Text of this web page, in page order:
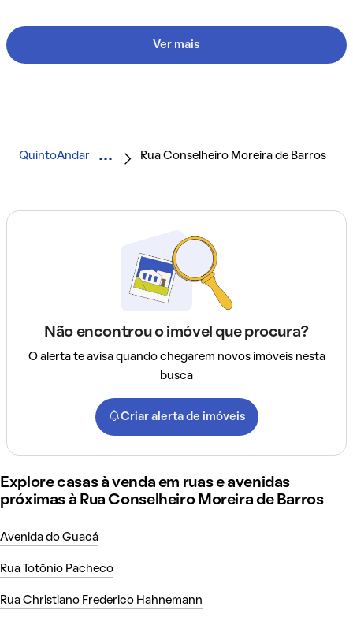
Ver mais
QuintoAndar Rua Conselheiro Moreira de Barros
Não encontrou o imóvel que procura?
O alerta te avisa quando chegarem novos imóveis nesta
busca
Criar alerta de imóveis
Explore casas à venda em ruas e avenidas
próximas à Rua Conselheiro Moreira de Barros
Avenida do Guacá
Rua Totônio Pacheco
Rua Christiano Frederico Hahnemann